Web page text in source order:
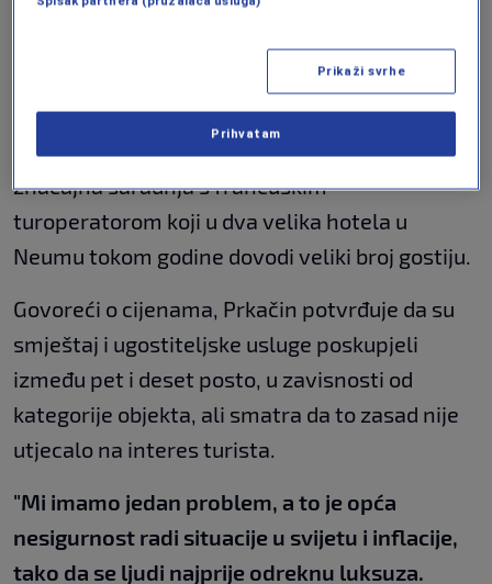
Kada je riječ o stranim turistima, trenutno
prednjače gosti iz Francuske i Poljske, ali i
drugih zapadnoevropskih zemalja. Posebno je
značajna saradnja s francuskim
turoperatorom koji u dva velika hotela u
Neumu tokom godine dovodi veliki broj gostiju.
Govoreći o cijenama, Prkačin potvrđuje da su
smještaj i ugostiteljske usluge poskupjeli
između pet i deset posto, u zavisnosti od
kategorije objekta, ali smatra da to zasad nije
utjecalo na interes turista.
"Mi imamo jedan problem, a to je opća
nesigurnost radi situacije u svijetu i inflacije,
tako da se ljudi najprije odreknu luksuza.
Prikaži svrhe
Prihvatam